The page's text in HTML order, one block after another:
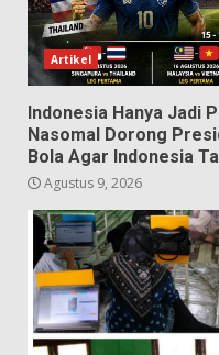
Artikel
Indonesia Hanya Jadi
Nasomal Dorong
Bola Agar Indonesia
Agustus 9, 2026